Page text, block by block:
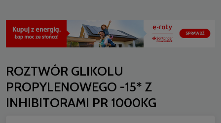
ROZTWÓR GLIKOLU
PROPYLENOWEGO -15* Z
INHIBITORAMI PR 1000KG